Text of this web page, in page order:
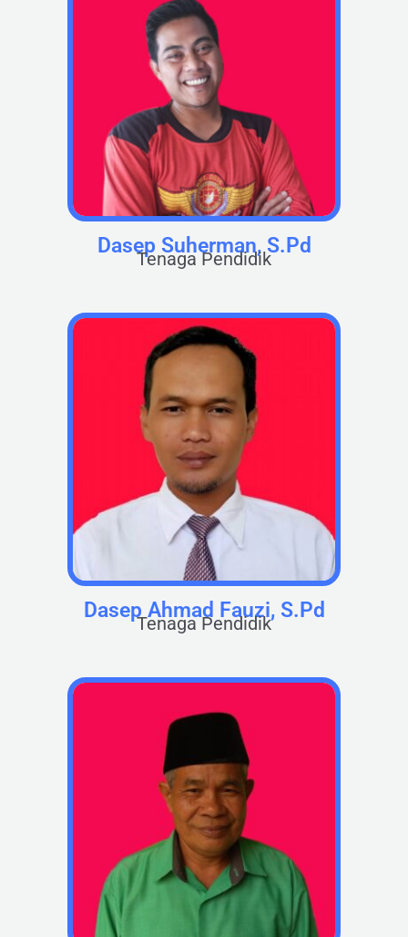
Dasep Suherman, S.Pd
Tenaga Pendidik
Dasep Ahmad Fauzi, S.Pd
Tenaga Pendidik